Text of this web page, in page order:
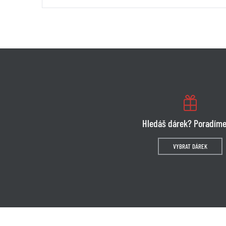
Hledáš dárek?
VYBRAT DÁREK